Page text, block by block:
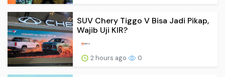
SUV Chery Tiggo V Bisa Jadi Pikap,
Wajib Uji KIR?
2 hours ago 0